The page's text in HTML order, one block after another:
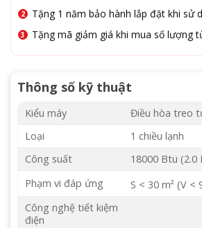
Tặng 1 năm bảo hành lắp đặt khi sử
Tặng mã giảm giá khi mua số lượng
Thông số kỹ thuật
Kiểu máy
Điều hòa treo
Loại
1 chiều lạnh
Công suất
18000 Btu (2.0
Phạm vi đáp ứng
S < 30 m² (V <
Công nghệ tiết kiệm
điện